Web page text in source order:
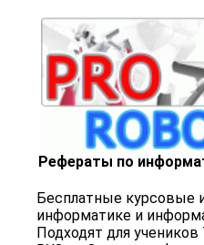
Рефераты по
Бесплатные курсовые
информатике и
Подходят для